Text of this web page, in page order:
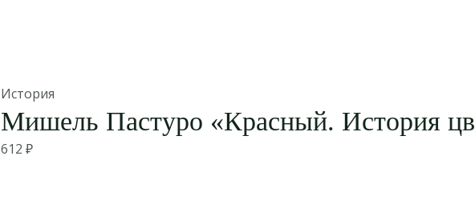
История
Мишель Пастуро «Красный. История
612₽